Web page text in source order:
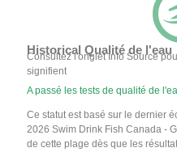
Historical Qualité de l'eau
Consultez l'onglet Info Source
signifient
A passé les tests de qualité de
Ce statut est basé sur le dernier
2026 Swim Drink Fish Canada -
de cette plage dès que les